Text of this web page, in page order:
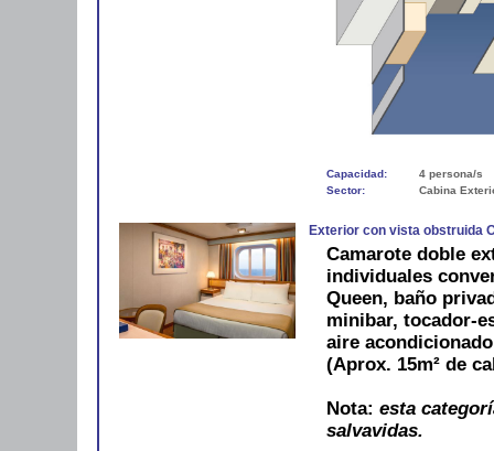
Capacidad:
4 persona/s
Sector:
Cabina
Exterior con vista obstruida
Camarote doble
individuales
Queen, baño
minibar, tocador-
aire
(Aprox. 15m² de
Nota: esta
salvavidas.